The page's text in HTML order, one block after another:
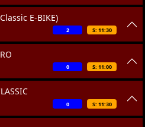
E-BIKE)
S: 11:30
2
S: 11:00
0
S: 11:30
0